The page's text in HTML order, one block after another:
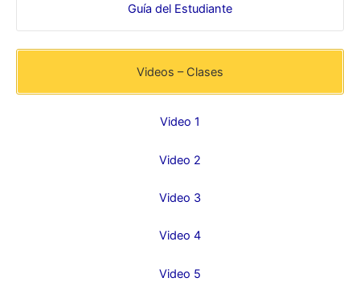
Guía del Estudiante
Videos – Clases
Video 1
Video 2
Video 3
Video 4
Video 5